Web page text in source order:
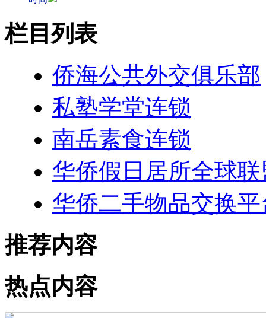
栏目列表
侨海公共外交俱乐部
私塾学堂连锁
南岳素食连锁
华侨假日居所全球联
华侨二手物品交换平
推荐内容
热点内容